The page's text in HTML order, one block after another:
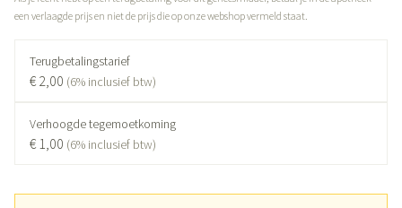
een verlaagde prijs en niet de prijs die op onze webshop vermeld staat.
Terugbetalingstarief
€ 2,00 (6% inclusief btw)
Verhoogde tegemoetkoming
€ 1,00 (6% inclusief btw)